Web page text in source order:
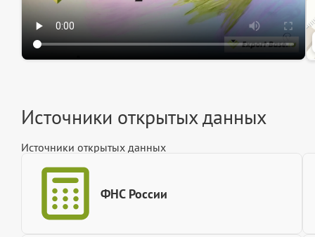
Источники открытых данных
Источники открытых данных
ФНС России